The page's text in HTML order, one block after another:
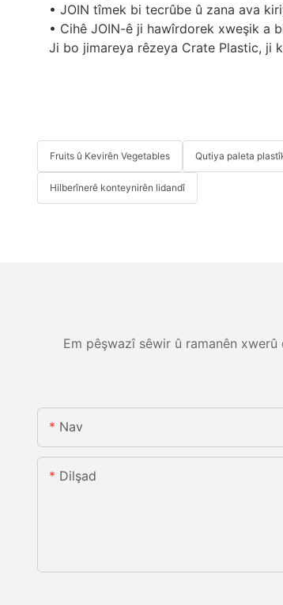
• JOIN tîmek bi tecrûbe û zana ava
• Cihê JOIN-ê ji hawîrdorek xweşik a
Ji bo jimareya rêzeya Crate Plastic, ji
Fruits û Kevirên Vegetables Qutiya paleta
Hilberînerê konteynirên lidandî
Em pêşwazî sêwir û ramanên
Nav
Dilşad